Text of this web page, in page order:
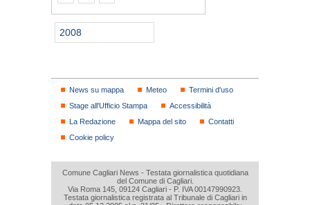
2008
News su mappa Meteo
Termini d'uso
Stage all'Ufficio Stampa
Accessibilità
La Redazione
Mappa del sito
Contatti
Cookie policy
Comune Cagliari News - Testata giornalistica quotidiana
del Comune di Cagliari.
Via Roma 145, 09124 Cagliari - P. IVA 00147990923.
Testata giornalistica registrata al Tribunale di Cagliari in